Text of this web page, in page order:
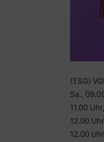
(TSG)
Sa.,
11.00
12.00
12.00